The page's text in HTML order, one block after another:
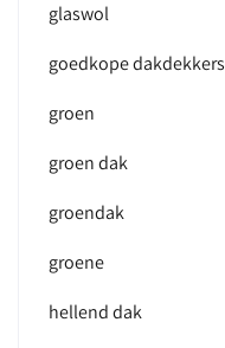
glaswol
goedkope dakdekkers
groen
groen dak
groendak
groene
hellend dak